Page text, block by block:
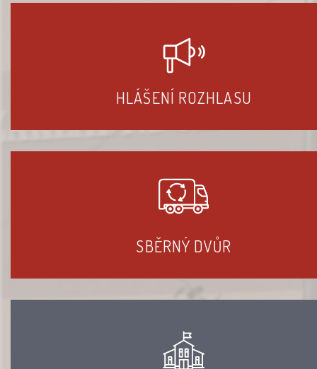
HLÁŠENÍ ROZHLASU
SBĚRNÝ DVŮR